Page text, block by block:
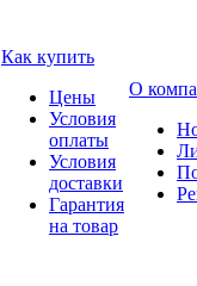
Как купить
Цены
Условия
оплаты
Условия
доставки
Гарантия
на товар
О